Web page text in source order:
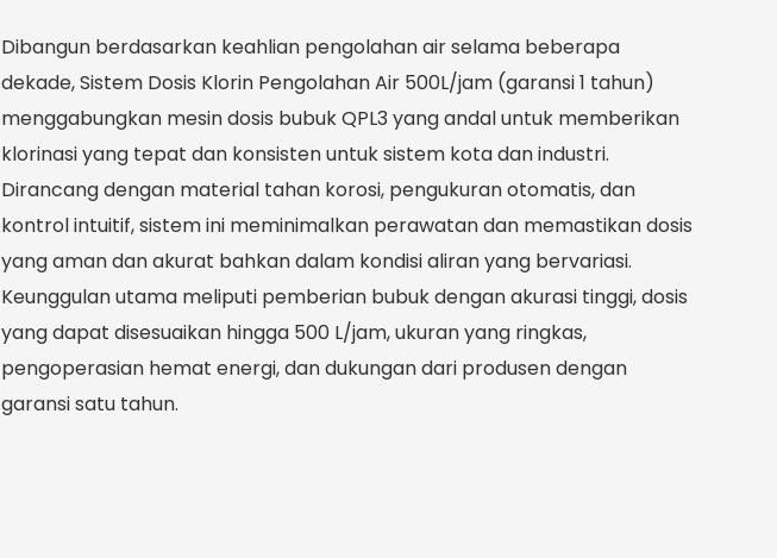
Dibangun berdasarkan keahlian pengolahan air selama beberapa
dekade, Sistem Dosis Klorin Pengolahan Air 500L/jam (garansi 1 tahun)
menggabungkan mesin dosis bubuk QPL3 yang andal untuk memberikan
klorinasi yang tepat dan konsisten untuk sistem kota dan industri.
Dirancang dengan material tahan korosi, pengukuran otomatis, dan
kontrol intuitif, sistem ini meminimalkan perawatan dan memastikan dosis
yang aman dan akurat bahkan dalam kondisi aliran yang bervariasi.
Keunggulan utama meliputi pemberian bubuk dengan akurasi tinggi, dosis
yang dapat disesuaikan hingga 500 L/jam, ukuran yang ringkas,
pengoperasian hemat energi, dan dukungan dari produsen dengan
garansi satu tahun.